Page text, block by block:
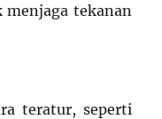
tekanan
teratur, seperti